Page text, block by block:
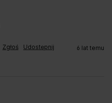
Zgłoś Udostępnij 6 lat temu